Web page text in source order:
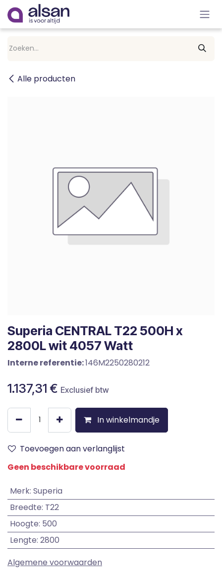
Overslaan naar inhoud
Alle producten
Superia CENTRAL T22 500H x
2800L wit 4057 Watt
Interne referentie:146M2250280212
1.137,31 € Exclusief btw
In winkelmandje
Toevoegen aan verlanglijst
Geen beschikbare voorraad
Merk: Superia
Breedte: T22
Hoogte: 500
Lengte: 2800
Algemene voorwaarden